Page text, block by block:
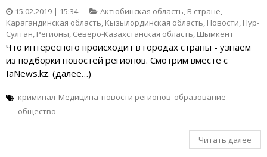
15.02.2019 | 15:34 Актюбинская область, В стране,
Карагандинская область, Кызылординская область, Новости, Нур-
Султан, Регионы, Северо-Казахстанская область, Шымкент
Что интересного происходит в городах страны - узнаем
из подборки новостей регионов. Смотрим вместе с
IaNews.kz. (далее…)
криминал Медицина новости регионов образование
общество
Читать далее